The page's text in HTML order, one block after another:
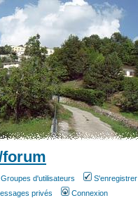
forum
Groupes d'utilisateurs
S'enregistrer
privés Connexion